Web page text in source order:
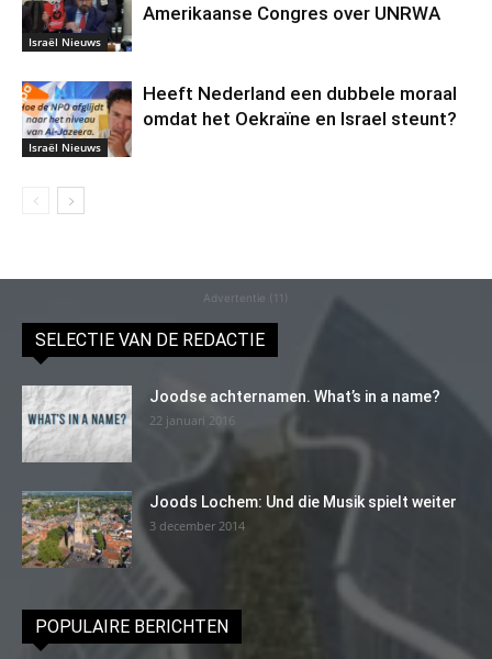
Israël Nieuws
Amerikaanse Congres over UNRWA
Israël Nieuws
Heeft Nederland een dubbele moraal
omdat het Oekraïne en Israel steunt?
Advertentie (11)
SELECTIE VAN DE REDACTIE
Joodse achternamen. What’s in a name?
22 januari 2016
Joods Lochem: Und die Musik spielt weiter
3 december 2014
POPULAIRE BERICHTEN